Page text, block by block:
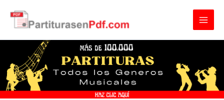
contenido